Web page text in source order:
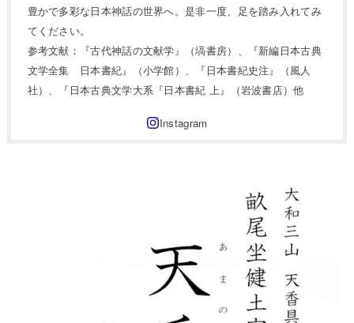
豊かで多彩な日本神話の世界へ。是非一度、足を踏み入れてみ
てください。
参考文献：『古代神話の文献学』（塙書房）、『新編日本古典
文学全集 日本書紀』（小学館）、『日本書紀史注』（風人
社）、『日本古典文学大系『日本書紀 上』（岩波書店）他